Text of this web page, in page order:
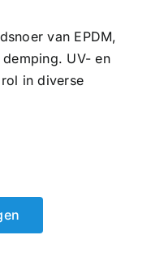
van EPDM,
UV- en
in diverse